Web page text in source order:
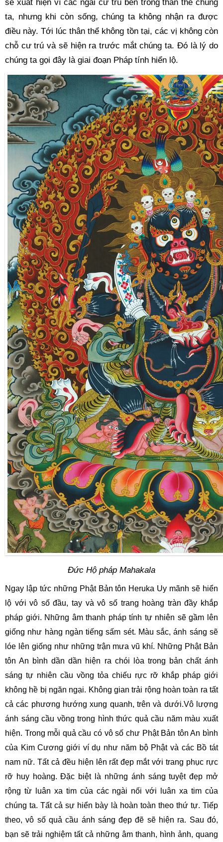
sẽ xuất hiện vì các ngài cư trú bên trong thân thể chúng
ta, nhưng khi còn sống, chúng ta không nhận ra được
điều này. Tới lúc thân thể không tồn tại, các vị không còn
chỗ cư trú và sẽ hiện ra trước mắt chúng ta. Đó là lý do
chúng ta gọi đây là giai đoạn Pháp tính hiển lộ.
Đức Hộ pháp Mahakala
Ngay lập tức những Phật Bản tôn Heruka Uy mãnh sẽ hiển
lộ với vô số đầu, tay và vô số trang hoàng tràn đầy khắp
pháp giới. Những âm thanh pháp tính tự nhiên sẽ gầm lên
giống như hàng ngàn tiếng sấm sét. Màu sắc, ánh sáng sẽ
lóe lên giống như những trận mưa vũ khí. Những Phật Bản
tôn An bình dần dần hiện ra chói lòa trong bản chất ánh
sáng tự nhiên cầu vồng tỏa chiếu rực rỡ khắp pháp giới
không hề bị ngăn ngại. Không gian trải rộng hoàn toàn ra tất
cả các phương hướng xung quanh, trên và dưới.Vô lượng
ánh sáng cầu vồng trong hình thức quả cầu năm màu xuất
hiện. Trong mỗi quả cầu có vô số chư Phật Bản tôn An bình
của Kim Cương giới ví dụ như năm bộ Phật và các Bồ tát
nam nữ. Tất cả đều hiện lên rất đẹp mắt với trang phục rực
rỡ huy hoàng. Đặc biệt là những ánh sáng tuyệt đẹp mở
rộng từ luân xa tim của các ngài nối với luân xa tim của
chúng ta. Tất cả sự hiển bày là hoàn toàn theo thứ tự. Tiếp
theo, vô số quả cầu ánh sáng đẹp đẽ sẽ hiện ra. Sau đó,
bạn sẽ trải nghiệm tất cả những âm thanh, hình ảnh, quang